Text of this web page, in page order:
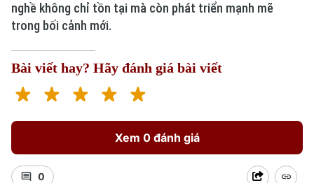
nghề không chỉ tồn tại mà còn phát triển mạnh mẽ
trong bối cảnh mới.
Bài viết hay? Hãy đánh giá bài viết
Xem 0 đánh giá
0